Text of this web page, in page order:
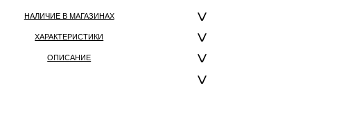
НАЛИЧИЕ В МАГАЗИНАХ
ХАРАКТЕРИСТИКИ
ОПИСАНИЕ